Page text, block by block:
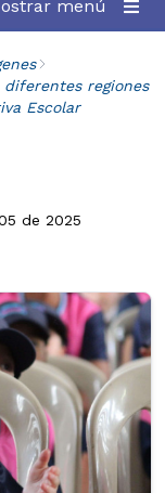
menú
regiones
Escolar
de 2025